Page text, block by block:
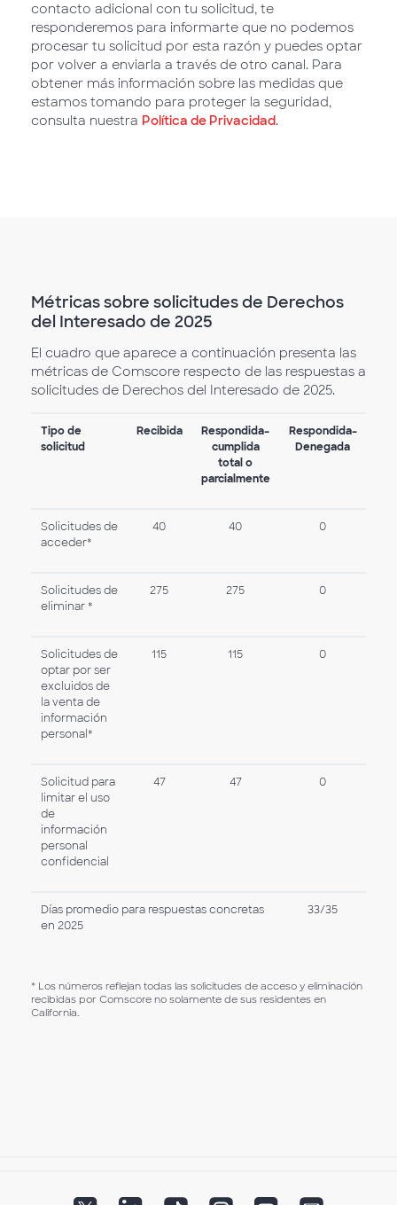
contacto adicional con tu solicitud, te
responderemos para informarte que no podemos
procesar tu solicitud por esta razón y puedes optar
por volver a enviarla a través de otro canal. Para
obtener más información sobre las medidas que
estamos tomando para proteger la seguridad,
consulta nuestra Política de Privacidad.
Métricas sobre solicitudes de Derechos
del Interesado de 2025
El cuadro que aparece a continuación presenta las
métricas de Comscore respecto de las respuestas a
solicitudes de Derechos del Interesado de 2025.
Tipo de
solicitud
Recibida
Respondida–
cumplida
total o
parcialmente
Respondida–
Denegada
Solicitudes de
acceder*
40 40 0
Solicitudes de
eliminar *
275 275 0
Solicitudes de
optar por ser
excluidos de
la venta de
información
personal*
115 115 0
Solicitud para
limitar el uso
de
información
personal
confidencial
47 47 0
Días promedio para respuestas concretas
en 2025
33/35
* Los números reflejan todas las solicitudes de acceso y eliminación
recibidas por Comscore no solamente de sus residentes en
California.